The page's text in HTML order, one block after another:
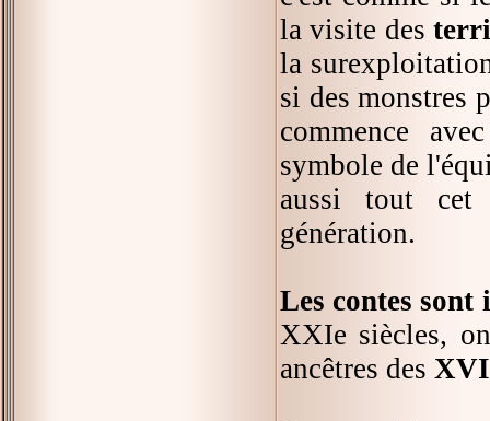
la visite des
la
si des monstres
commence
symbole de
aussi tout cet
génération.
Les contes sont
XXIe siècles,
ancêtres des